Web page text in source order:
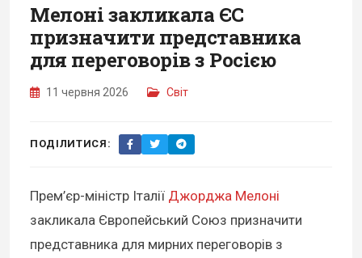
Мелоні закликала ЄС
призначити представника
для переговорів з Росією
11 червня 2026 Світ
ПОДІЛИТИСЯ:
Прем’єр-міністр Італії Джорджа Мелоні
закликала Європейський Союз призначити
представника для мирних переговорів з